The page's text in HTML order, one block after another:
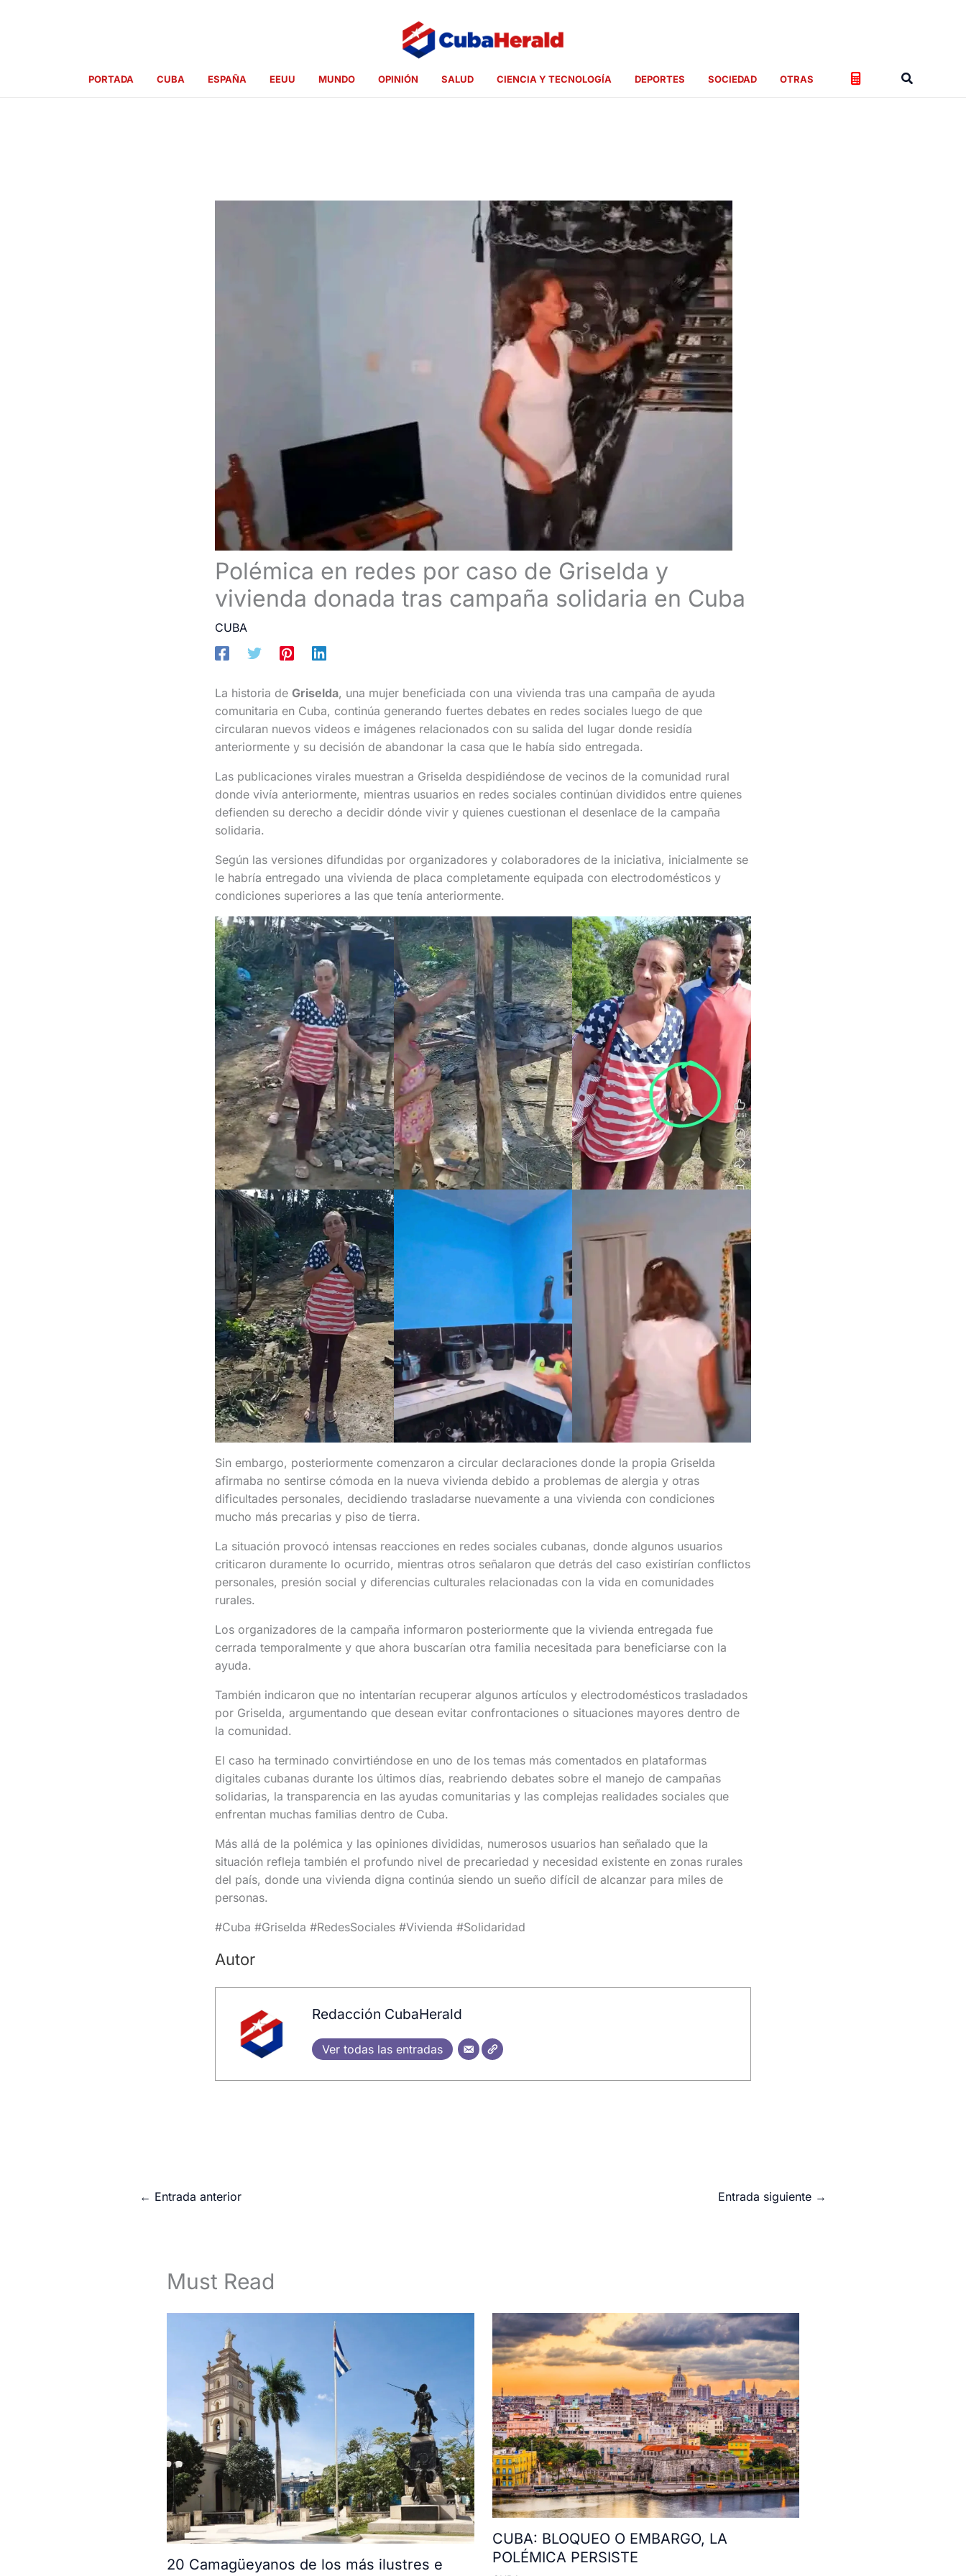
PORTADA CUBA ESPAÑA EEUU MUNDO OPINIÓN SALUD CIENCIA Y TECNOLOGÍA DEPORTES SOCIEDAD OTRAS Buscar
Polémica en redes por caso de Griselda y
vivienda donada tras campaña solidaria en Cuba
CUBA
La historia de Griselda, una mujer beneficiada con una vivienda tras una campaña de ayuda
comunitaria en Cuba, continúa generando fuertes debates en redes sociales luego de que
circularan nuevos videos e imágenes relacionados con su salida del lugar donde residía
anteriormente y su decisión de abandonar la casa que le había sido entregada.
Las publicaciones virales muestran a Griselda despidiéndose de vecinos de la comunidad rural
donde vivía anteriormente, mientras usuarios en redes sociales continúan divididos entre quienes
defienden su derecho a decidir dónde vivir y quienes cuestionan el desenlace de la campaña
solidaria.
Según las versiones difundidas por organizadores y colaboradores de la iniciativa, inicialmente se
le habría entregado una vivienda de placa completamente equipada con electrodomésticos y
condiciones superiores a las que tenía anteriormente.
Sin embargo, posteriormente comenzaron a circular declaraciones donde la propia Griselda
afirmaba no sentirse cómoda en la nueva vivienda debido a problemas de alergia y otras
dificultades personales, decidiendo trasladarse nuevamente a una vivienda con condiciones
mucho más precarias y piso de tierra.
La situación provocó intensas reacciones en redes sociales cubanas, donde algunos usuarios
criticaron duramente lo ocurrido, mientras otros señalaron que detrás del caso existirían conflictos
personales, presión social y diferencias culturales relacionadas con la vida en comunidades
rurales.
Los organizadores de la campaña informaron posteriormente que la vivienda entregada fue
cerrada temporalmente y que ahora buscarían otra familia necesitada para beneficiarse con la
ayuda.
También indicaron que no intentarían recuperar algunos artículos y electrodomésticos trasladados
por Griselda, argumentando que desean evitar confrontaciones o situaciones mayores dentro de
la comunidad.
El caso ha terminado convirtiéndose en uno de los temas más comentados en plataformas
digitales cubanas durante los últimos días, reabriendo debates sobre el manejo de campañas
solidarias, la transparencia en las ayudas comunitarias y las complejas realidades sociales que
enfrentan muchas familias dentro de Cuba.
Más allá de la polémica y las opiniones divididas, numerosos usuarios han señalado que la
situación refleja también el profundo nivel de precariedad y necesidad existente en zonas rurales
del país, donde una vivienda digna continúa siendo un sueño difícil de alcanzar para miles de
personas.
#Cuba #Griselda #RedesSociales #Vivienda #Solidaridad
Autor
Redacción CubaHerald
Ver todas las entradas
← Entrada anterior Entrada siguiente →
Must Read
20 Camagüeyanos de los más ilustres e
CUBA: BLOQUEO O EMBARGO, LA
POLÉMICA PERSISTE